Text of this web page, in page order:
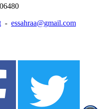
- essahraa@gmail.com